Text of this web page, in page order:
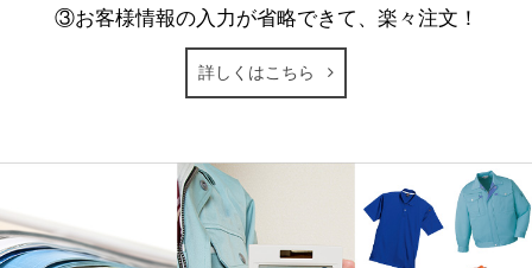
③お客様情報の入力が省略できて、楽々注文！
詳しくはこちら